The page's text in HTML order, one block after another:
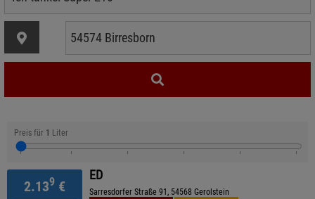
Preis für 1 Liter
2.139 €
ED
Sarresdorfer Straße 91, 54568 Gerolstein